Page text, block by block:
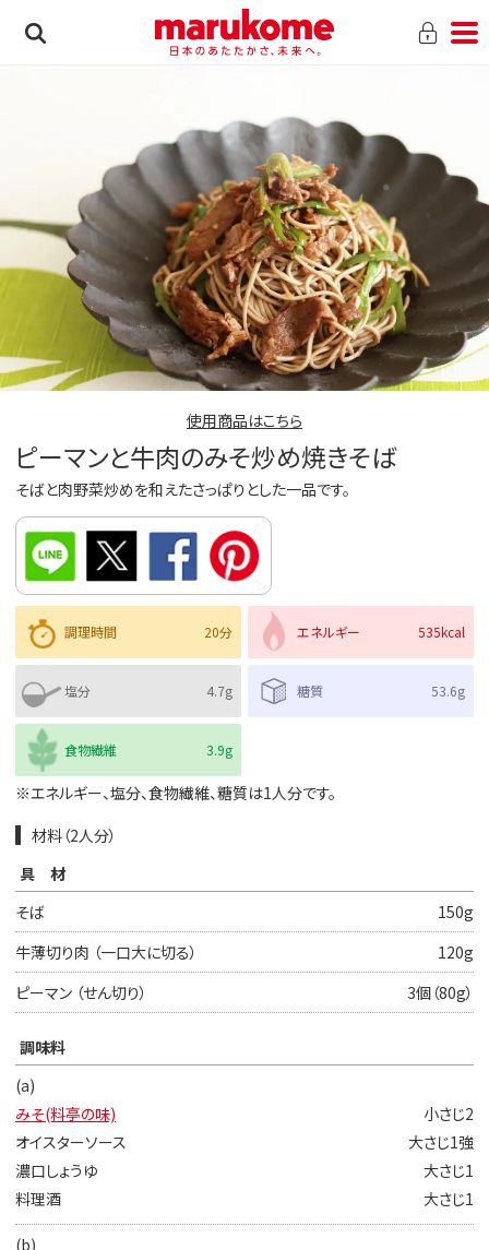
使用商品はこちら
ピーマンと牛肉のみそ炒め焼きそば
そばと肉野菜炒めを和えたさっぱりとした一品です。
調理時間 20分 エネルギー 535kcal
塩分 4.7g 糖質 53.6g
食物繊維 3.9g
※エネルギー、塩分、食物繊維、糖質は1人分です。
材料（2人分）
具材
そば
150g
牛薄切り肉 （一口大に切る）
120g
ピーマン （せん切り）
3個（80g）
調味料
(a)
みそ(料亭の味)
小さじ2
オイスターソース
大さじ1強
濃口しょうゆ
大さじ1
料理酒
大さじ1
(b)